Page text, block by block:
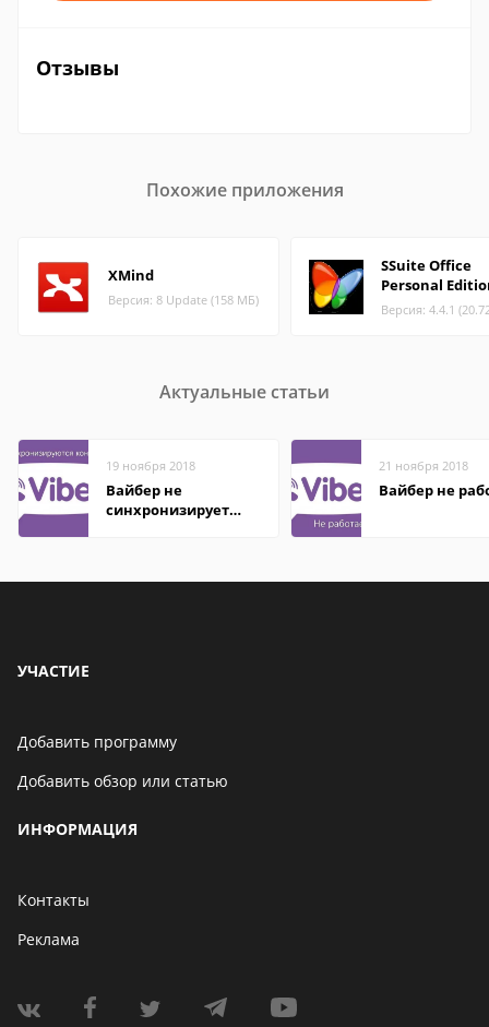
Отзывы
Похожие приложения
XMind
Версия: 8 Update (158 МБ)
SSuite Office
Personal
Версия: 4.4.1
Актуальные статьи
19 ноября 2018
Вайбер не
синхронизирует
21 ноября 2018
Вайбер не
УЧАСТИЕ
Добавить программу
Добавить обзор или статью
ИНФОРМАЦИЯ
Контакты
Реклама